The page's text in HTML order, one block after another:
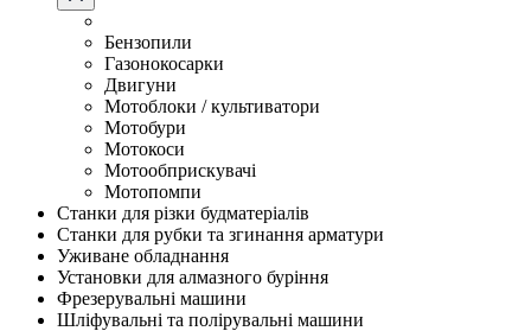
Бензопили
Газонокосарки
Двигуни
Мотоблоки / культиватори
Мотобури
Мотокоси
Мотообприскувачі
Мотопомпи
Станки для різки будматеріалів
Станки для рубки та згинання арматури
Уживане обладнання
Установки для алмазного буріння
Фрезерувальні машини
Шліфувальні та полірувальні машини